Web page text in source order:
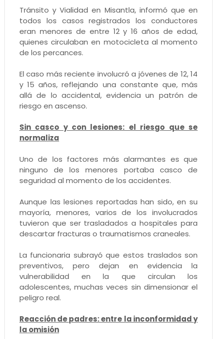
Tránsito y Vialidad en Misantla, informó que en
todos los casos registrados los conductores
eran menores de entre 12 y 16 años de edad,
quienes circulaban en motocicleta al momento
de los percances.
El caso más reciente involucró a jóvenes de 12, 14
y 15 años, reflejando una constante que, más
allá de lo accidental, evidencia un patrón de
riesgo en ascenso.
Sin casco y con lesiones: el riesgo que se
normaliza
Uno de los factores más alarmantes es que
ninguno de los menores portaba casco de
seguridad al momento de los accidentes.
Aunque las lesiones reportadas han sido, en su
mayoría, menores, varios de los involucrados
tuvieron que ser trasladados a hospitales para
descartar fracturas o traumatismos craneales.
La funcionaria subrayó que estos traslados son
preventivos, pero dejan en evidencia la
vulnerabilidad en la que circulan los
adolescentes, muchas veces sin dimensionar el
peligro real.
Reacción de padres: entre la inconformidad y
la omisión